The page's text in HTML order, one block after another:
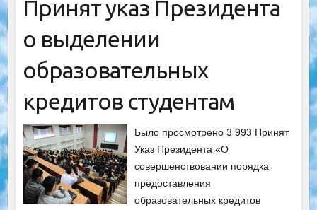
Принят указ Президента
о выделении
образовательных
кредитов студентам
Было просмотрено 3 993 Принят
Указ Президента «О
совершенствовании порядка
предоставления
образовательных кредитов